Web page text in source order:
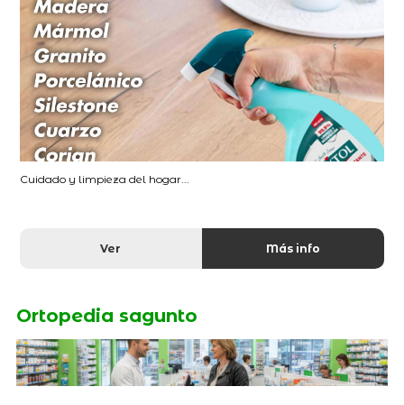
Cuidado y limpieza del hogar...
Ver Más info
Ortopedia sagunto